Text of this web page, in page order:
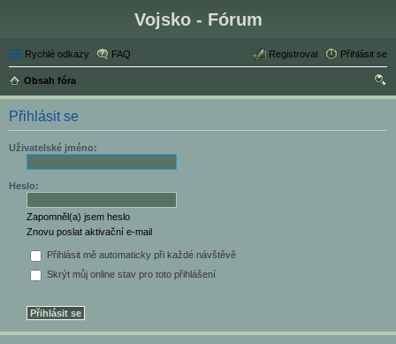
Vojsko - Fórum
Rychlé odkazy FAQ Přihlásit se
Registrovat
Obsah fóra
led
Přihlásit se
Uživatelské jméno:
Heslo:
Zapomněl(a) jsem heslo
Znovu poslat aktivační e-mail
Přihlásit mě automaticky při každé návštěvě
Skrýt můj online stav pro toto přihlášení